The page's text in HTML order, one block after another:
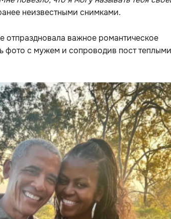
неизвестными снимками.
отпраздновала важное романтическое
фото с мужем и сопроводив пост теплыми